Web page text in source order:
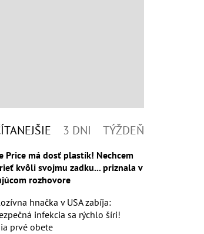
3 DNI TÝŽDEŇ
Price má dosť plastík! Nechcem
kvôli svojmu zadku... priznala v
rozhovore
hnačka v USA zabíja:
infekcia sa rýchlo šíri!
prvé obete